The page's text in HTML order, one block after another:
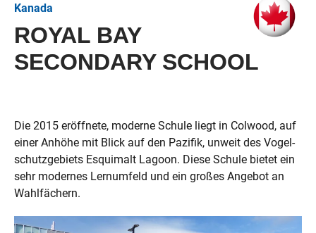
Kanada
ROYAL BAY
SECONDARY SCHOOL
Die 2015 eröffnete, moderne Schule liegt in Colwood, auf
einer Anhöhe mit Blick auf den Pazifik, unweit des Vogel-
schutzgebiets Esquimalt Lagoon. Diese Schule bietet ein
sehr modernes Lernumfeld und ein großes Angebot an
Wahlfächern.